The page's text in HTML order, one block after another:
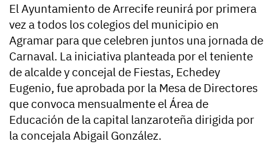
El Ayuntamiento de Arrecife reunirá por primera
vez a todos los colegios del municipio en
Agramar para que celebren juntos una jornada de
Carnaval. La iniciativa planteada por el teniente
de alcalde y concejal de Fiestas, Echedey
Eugenio, fue aprobada por la Mesa de Directores
que convoca mensualmente el Área de
Educación de la capital lanzaroteña dirigida por
la concejala Abigail González.